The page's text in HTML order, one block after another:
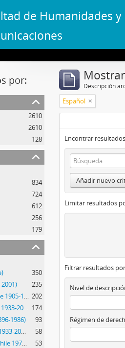
de Humanidades y
por:
2610
2610
128
834
724
612
256
179
350
235
Zig-Zag (revista, Santiago, Chile 1905-1964) 202
Ercilla (revista, Santiago, Chile 1933-2015) 174
1986)
93
Alfonso Márquez de la Plata (1933-2014)
58
Qué Pasa (revista, Santiago, Chile 1971-2018)
53
Descripción
Español
Encontrar
Añadir nuevo
Limitar resultados
Filtrar resultados
Nivel de
Régimen de